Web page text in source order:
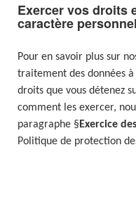
Exercer vos droits
caractère personnel
Pour en savoir plus sur
traitement des données
droits que vous détenez
comment les exercer,
paragraphe § Exercice
Politique de protection